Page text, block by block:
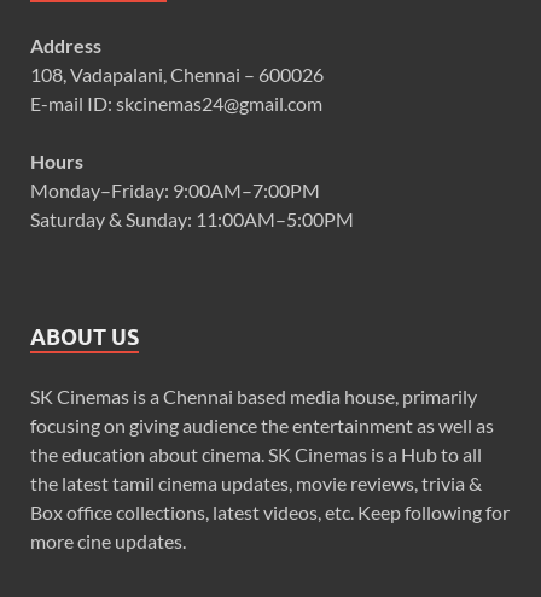
Address
108, Vadapalani, Chennai – 600026
E-mail ID: skcinemas24@gmail.com
Hours
Monday–Friday: 9:00AM–7:00PM
Saturday & Sunday: 11:00AM–5:00PM
ABOUT US
SK Cinemas is a Chennai based media house, primarily
focusing on giving audience the entertainment as well as
the education about cinema. SK Cinemas is a Hub to all
the latest tamil cinema updates, movie reviews, trivia &
Box office collections, latest videos, etc. Keep following for
more cine updates.